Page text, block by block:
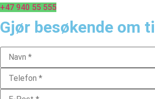
+47 940 55 555
Gjør besøkende om